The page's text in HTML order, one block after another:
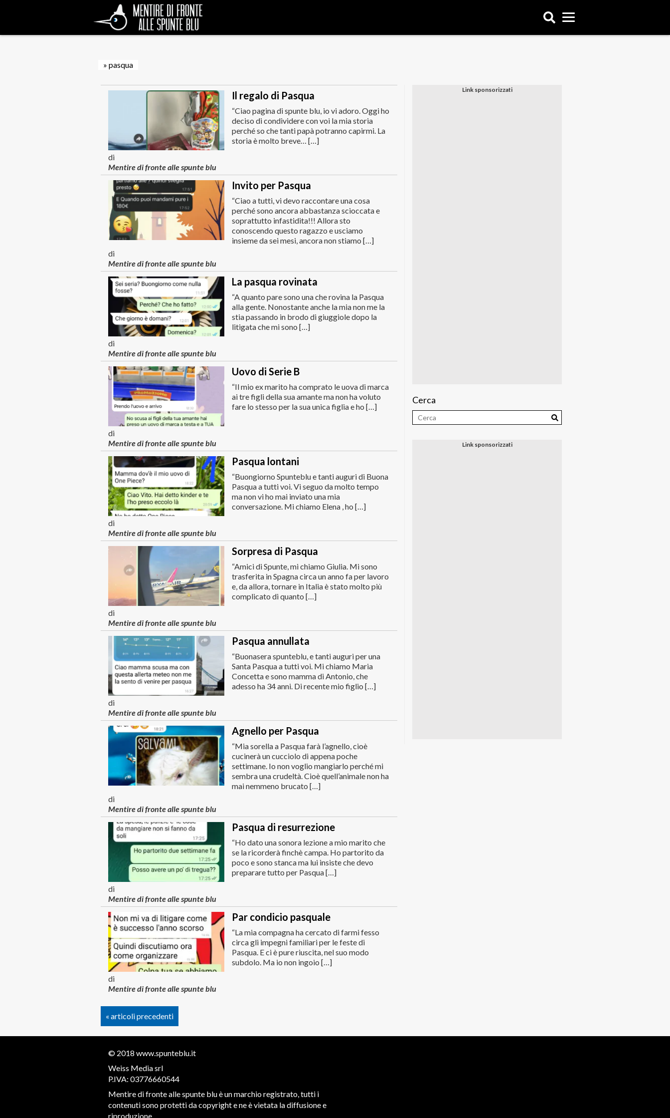
» pasqua
Il regalo di Pasqua
“Ciao pagina di spunte blu, io vi adoro. Oggi ho
deciso di condividere con voi la mia storia
perché so che tanti papà potranno capirmi. La
storia è molto breve… […]
di
Mentire di fronte alle spunte blu
Invito per Pasqua
“Ciao a tutti, vi devo raccontare una cosa
perché sono ancora abbastanza scioccata e
soprattutto infastidita!!! Allora sto
conoscendo questo ragazzo e usciamo
insieme da sei mesi, ancora non stiamo […]
di
Mentire di fronte alle spunte blu
La pasqua rovinata
“A quanto pare sono una che rovina la Pasqua
alla gente. Nonostante anche la mia non me la
stia passando in brodo di giuggiole dopo la
litigata che mi sono […]
di
Mentire di fronte alle spunte blu
Uovo di Serie B
“Il mio ex marito ha comprato le uova di marca
ai tre figli della sua amante ma non ha voluto
fare lo stesso per la sua unica figlia e ho […]
di
Mentire di fronte alle spunte blu
Pasqua lontani
“Buongiorno Spunteblu e tanti auguri di Buona
Pasqua a tutti voi. Vi seguo da molto tempo
ma non vi ho mai inviato una mia
conversazione. Mi chiamo Elena , ho […]
di
Mentire di fronte alle spunte blu
Sorpresa di Pasqua
“Amici di Spunte, mi chiamo Giulia. Mi sono
trasferita in Spagna circa un anno fa per lavoro
e, da allora, tornare in Italia è stato molto più
complicato di quanto […]
di
Mentire di fronte alle spunte blu
Pasqua annullata
“Buonasera spunteblu, e tanti auguri per una
Santa Pasqua a tutti voi. Mi chiamo Maria
Concetta e sono mamma di Antonio, che
adesso ha 34 anni. Di recente mio figlio […]
di
Mentire di fronte alle spunte blu
Agnello per Pasqua
“Mia sorella a Pasqua farà l’agnello, cioè
cucinerà un cucciolo di appena poche
settimane. Io non voglio mangiarlo perché mi
sembra una crudeltà. Cioè quell’animale non ha
mai nemmeno brucato […]
di
Mentire di fronte alle spunte blu
Pasqua di resurrezione
“Ho dato una sonora lezione a mio marito che
se la ricorderà finchè campa. Ho partorito da
poco e sono stanca ma lui insiste che devo
preparare tutto per Pasqua […]
di
Mentire di fronte alle spunte blu
Par condicio pasquale
“La mia compagna ha cercato di farmi fesso
circa gli impegni familiari per le feste di
Pasqua. E ci è pure riuscita, nel suo modo
subdolo. Ma io non ingoio […]
di
Mentire di fronte alle spunte blu
« articoli precedenti
Cerca
© 2018 www.spunteblu.it
Weiss Media srl
P.IVA: 03776660544
Mentire di fronte alle spunte blu è un marchio registrato, tutti i
contenuti sono protetti da copyright e ne è vietata la diffusione e
riproduzione